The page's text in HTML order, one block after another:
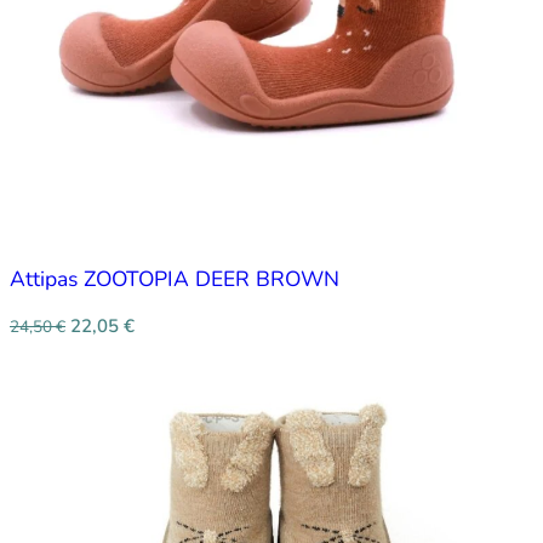
Attipas ZOOTOPIA DEER BROWN
24,50€ 22,05 €